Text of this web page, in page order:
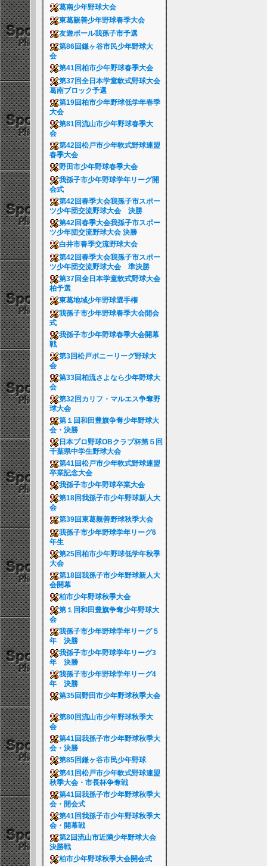
葛南少年野球大会
東葛親善少年野球春季大会
友遊ボール我孫子市予選
第86回鎌ヶ谷市民少年野球大
会
第41回柏市少年野球春季大会
第37回全日本学童軟式野球大会
葛南ブロック予選
第19回柏市少年野球低学年春季
大会
第81回流山市少年野球春季大
会
第42回松戸市少年軟式野球連盟
春季大会
野田市少年野球春季大会
我孫子市少年野球学年リーグ開
会式
第42回春季大会我孫子市スポー
ツ少年団交流野球大会 決勝
第42回春季大会我孫子市スポー
ツ少年団交流野球大会 決勝
白井市春季交流野球大会
第42回春季大会我孫子市スポー
ツ少年団交流野球大会 準決勝
第37回全日本学童軟式野球大会
柏予選
東葛地域少年野球選手権
我孫子市少年野球春季大会開会
式
我孫子市少年野球春季大会開幕
戦
第3回松戸ポニーリーグ野球大
会
第33回柏流さよなら少年野球大
会
第32回カリフ・マルエス争奪野
球大会
第１回和田豊旗争奪少年野球大
会・決勝
日本プロ野球OBクラブ杯第５回
千葉県中学生野球大会
第41回松戸市少年軟式野球連盟
卒業記念大会
我孫子市少年野球卒業大会
第18回我孫子市少年野球新人大
会
第39回東葛親善野球秋季大会
我孫子市少年野球学年リーグ6
年生
第25回柏市少年野球低学年秋季
大会
第18回我孫子市少年野球新人大
会開幕
柏市少年野球秋季大会
第１回和田豊旗争奪少年野球大
会
我孫子市少年野球学年リーグ５
年 決勝
我孫子市少年野球学年リーグ3
年 決勝
我孫子市少年野球学年リーグ4
年 決勝
第35回野田市少年野球秋季大会
第80回流山市少年野球秋季大
会
第41回我孫子市少年野球秋季大
会・決勝
第85回鎌ヶ谷市民少年野球
第41回松戸市少年軟式野球連盟
秋季大会・市長杯争奪戦
第41回我孫子市少年野球秋季大
会・開会式
第41回我孫子市少年野球秋季大
会・開幕戦
第2回流山市近隣少年野球大会
決勝戦
柏市少年野球秋季大会開会式